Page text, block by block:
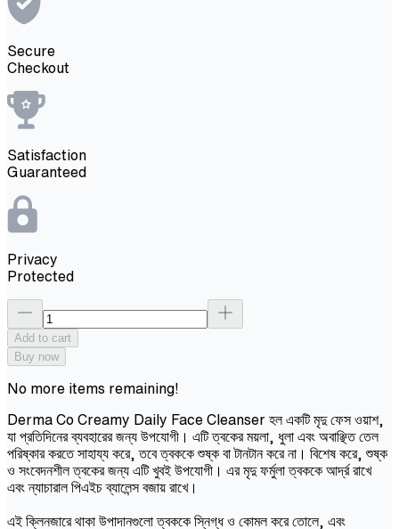
Secure
Checkout
Satisfaction
Guaranteed
Privacy
Protected
Add to cart
Buy now
No more items remaining!
Derma Co Creamy Daily Face Cleanser হল একটি মৃদু ফেস ওয়াশ,
যা প্রতিদিনের ব্যবহারের জন্য উপযোগী। এটি ত্বকের ময়লা, ধুলা এবং অবাঞ্ছিত তেল
পরিষ্কার করতে সাহায্য করে, তবে ত্বককে শুষ্ক বা টানটান করে না। বিশেষ করে, শুষ্ক
ও সংবেদনশীল ত্বকের জন্য এটি খুবই উপযোগী। এর মৃদু ফর্মুলা ত্বককে আর্দ্র রাখে
এবং ন্যাচারাল পিএইচ ব্যালেন্স বজায় রাখে।
এই ক্লিনজারে থাকা উপাদানগুলো ত্বককে স্নিগ্ধ ও কোমল করে তোলে, এবং